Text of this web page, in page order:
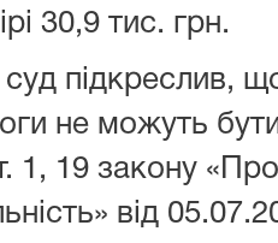
30,9 тис. грн.
суд підкреслив,
не можуть
1, 19 закону
від